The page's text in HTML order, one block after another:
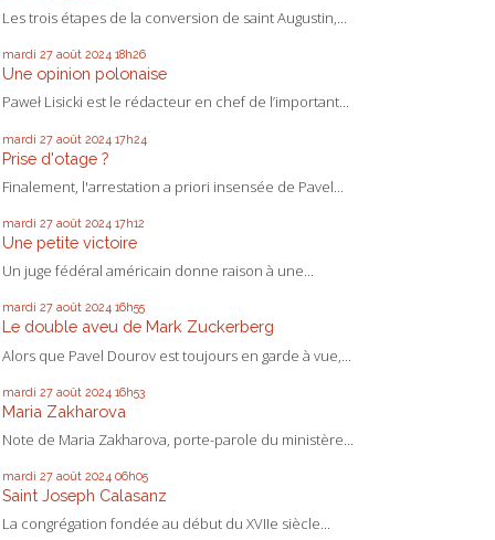
Les trois étapes de la conversion de saint Augustin,...
mardi 27 août 2024 18h26
Une opinion polonaise
Paweł Lisicki est le rédacteur en chef de l’important...
mardi 27 août 2024 17h24
Prise d'otage ?
Finalement, l'arrestation a priori insensée de Pavel...
mardi 27 août 2024 17h12
Une petite victoire
Un juge fédéral américain donne raison à une...
mardi 27 août 2024 16h55
Le double aveu de Mark Zuckerberg
Alors que Pavel Dourov est toujours en garde à vue,...
mardi 27 août 2024 16h53
Maria Zakharova
Note de Maria Zakharova, porte-parole du ministère...
mardi 27 août 2024 06h05
Saint Joseph Calasanz
La congrégation fondée au début du XVIIe siècle...